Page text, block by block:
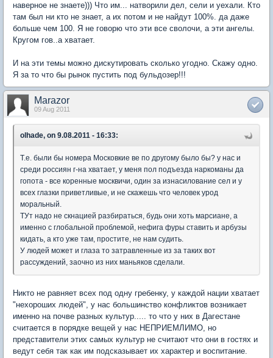
наверное не знаете))) Что им... натворили дел, сели и уехали. Кто
там был ни кто не знает, а их потом и не найдут 100%. да даже
больше чем 100. Я не говорю что эти все сволочи, а эти ангелы.
Кругом гов..а хватает.
И на эти темы можно дискутировать сколько угодно. Скажу одно.
Я за то что бы рынок пустить под бульдозер!!!
Marazor
09 Aug 2011
olhade, on 9.08.2011 - 16:33:
Т.е. были бы номера Московкие ве по другому было бы? у нас и
среди россиян г-на хватает, у меня пол подъезда наркоманы да
гопота - все коренные москвичи, один за изнасилование сел и у
всех глазки приветливые, и не скажешь что человек урод
моральный.
ТУт надо не скнацией разбираться, будь они хоть марсиане, а
именно с глобальной проблемой, нефига фуры ставить и арбузы
кидать, а кто уже там, простите, не нам судить.
У людей может и глаза то затравленные из за таких вот
рассуждений, заочно из них маньяков сделали.
Никто не равняет всех под одну гребенку, у каждой нации хватает
"нехороших людей", у нас большинство конфликтов возникает
именно на почве разных культур..... то что у них в Дагестане
считается в порядке вещей у нас НЕПРИЕМЛИМО, но
представители этих самых культур не считают что они в гостях и
ведут себя так как им подсказывает их характер и воспитание.